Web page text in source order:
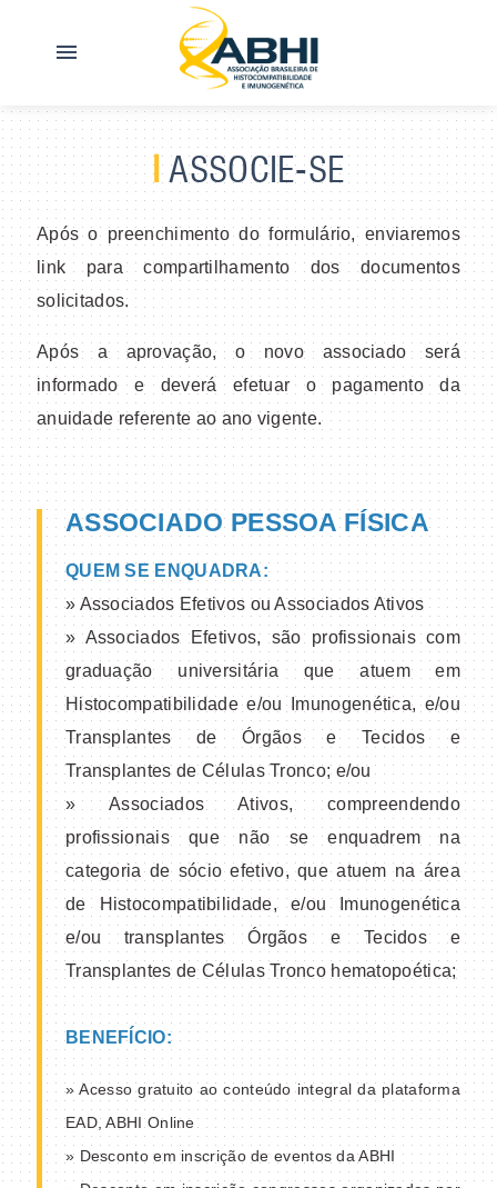
menu
IASSOCIE-SE
Após o preenchimento do formulário, enviaremos
link para compartilhamento dos documentos
solicitados.
Após a aprovação, o novo associado será
informado e deverá efetuar o pagamento da
anuidade referente ao ano vigente.
ASSOCIADO PESSOA FÍSICA
QUEM SE ENQUADRA:
» Associados Efetivos ou Associados Ativos
» Associados Efetivos, são profissionais com
graduação universitária que atuem em
Histocompatibilidade e/ou Imunogenética, e/ou
Transplantes de Órgãos e Tecidos e
Transplantes de Células Tronco; e/ou
» Associados Ativos, compreendendo
profissionais que não se enquadrem na
categoria de sócio efetivo, que atuem na área
de Histocompatibilidade, e/ou Imunogenética
e/ou transplantes Órgãos e Tecidos e
Transplantes de Células Tronco hematopoética;
BENEFÍCIO:
» Acesso gratuito ao conteúdo integral da plataforma
EAD, ABHI Online
» Desconto em inscrição de eventos da ABHI